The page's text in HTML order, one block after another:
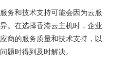
务和技术支持可能会因为云服
。在选择香港云主机时，企业
商的服务质量和技术支持，以
题时得到及时解决。